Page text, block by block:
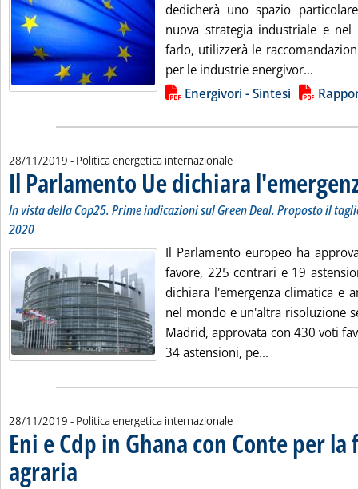
dedicherà uno spazio
nuova strategia industriale e nel
farlo, utilizzerà le
per le industrie energivor...
Lista allegati PDF alla notiziaEnergivori - Sintesi
28/11/2019 - Politica energetica internazionale
Il Parlamento Ue dichiara
In vista della Cop25. Prime indicazioni sul Green Deal. Proposto il
2020
Il Parlamento europeo ha
favore, 225 contrari e 19
dichiara l'emergenza climatica e
nel mondo e un'altra risoluzione
Madrid, approvata con 430 voti
34 astensioni, pe...
28/11/2019 - Politica energetica internazionale
Eni e Cdp in Ghana con Conte per
agraria . Sottotitolo: Firmato un accordo per lo sviluppo sostenibile in ambito
. Pubblicata giovedì 28 novembre 2019 alle 15.6.